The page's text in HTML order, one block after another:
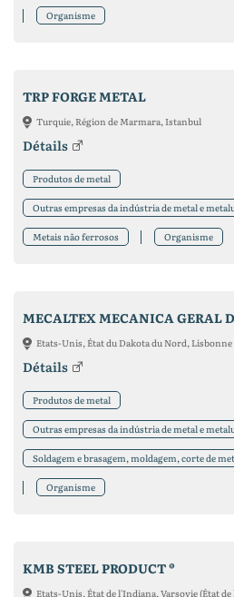
Organisme
TRP FORGE METAL
Turquie, Région de Marmara, Istanbul
Détails
Produtos de metal
Outras empresas da indústria de metal e
Metais não ferrosos Organisme
Etats-Unis, État du Dakota du Nord,
Détails
Produtos de metal
Outras empresas da indústria de metal e
Soldagem e brasagem, moldagem, corte de
Organisme
KMB STEEL PRODUCT ®
Etats-Unis, État de l'Indiana, Varsovie (État